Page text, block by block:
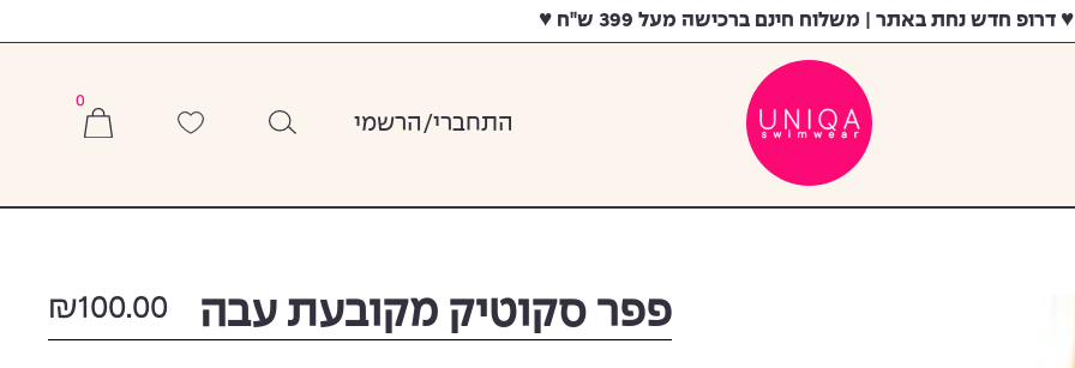
♥ דרופ חדש נחת באתר | משלוח חינם ברכישה מעל 399 ש"ח ♥
התחברי/ הרשמי
0
אולי תרצי גם
Gift Cardפפר סקוטיק מקובעת עבה ₪100.00